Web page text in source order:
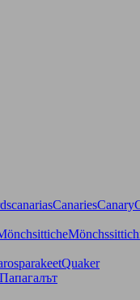
canariasCanariesCanary
Mönchssittich
parakeetQuaker
Папагалът